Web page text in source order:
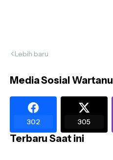
Lebih baru
Media Sosial Wartanu
302 305
Terbaru Saat ini